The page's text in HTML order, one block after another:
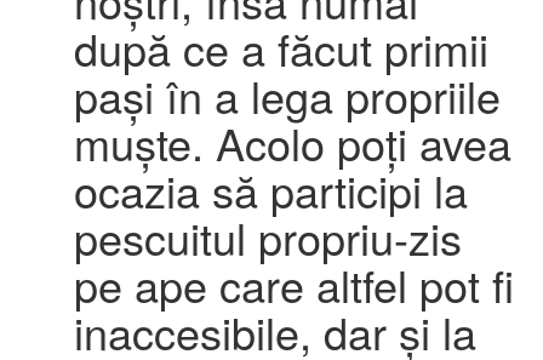
după ce a făcut primii
pași în a lega propriile
muște. Acolo poți avea
ocazia să participi la
pescuitul propriu-zis
pe ape care altfel pot fi
inaccesibile, dar și la